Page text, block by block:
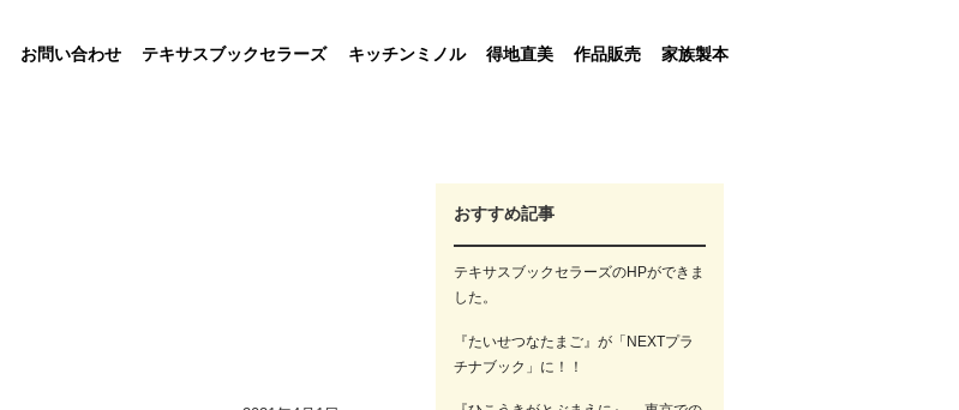
お問い合わせ テキサスブックセラーズ キッチンミノル 得地直美 作品販売 家族製本
おすすめ記事
テキサスブックセラーズのHPができま
した。
『たいせつなたまご』が「NEXTプラ
チナブック」に！！